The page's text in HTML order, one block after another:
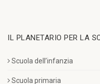
IL PLANETARIO PER LA
Scuola dell’infanzia
Scuola primaria